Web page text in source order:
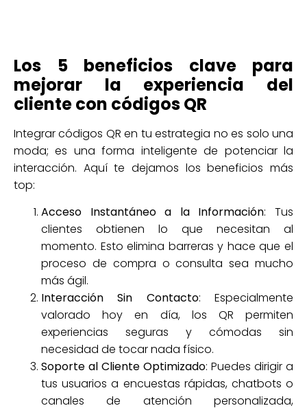
Los 5 beneficios clave para
mejorar la experiencia del
cliente con códigos QR
Integrar códigos QR en tu estrategia no es solo una
moda; es una forma inteligente de potenciar la
interacción. Aquí te dejamos los beneficios más
top:
Acceso Instantáneo a la Información: Tus
clientes obtienen lo que necesitan al
momento. Esto elimina barreras y hace que el
proceso de compra o consulta sea mucho
más ágil.
Interacción Sin Contacto: Especialmente
valorado hoy en día, los QR permiten
experiencias seguras y cómodas sin
necesidad de tocar nada físico.
Soporte al Cliente Optimizado: Puedes dirigir a
tus usuarios a encuestas rápidas, chatbots o
canales de atención personalizada,